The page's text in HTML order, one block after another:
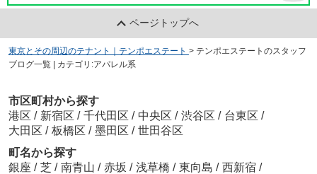
ページトップへ
東京とその周辺のテナント｜テンポエステート > テンポエステートのスタッフ
ブログ一覧 | カテゴリ:アパレル系
市区町村から探す
港区 / 新宿区 / 千代田区 / 中央区 / 渋谷区 / 台東区 /
大田区 / 板橋区 / 墨田区 / 世田谷区
町名から探す
銀座 / 芝 / 南青山 / 赤坂 / 浅草橋 / 東向島 / 西新宿 /